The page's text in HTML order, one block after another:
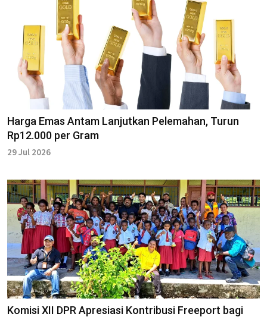
Harga Emas Antam Lanjutkan Pelemahan, Turun
Rp12.000 per Gram
29 Jul 2026
Komisi XII DPR Apresiasi Kontribusi Freeport bagi